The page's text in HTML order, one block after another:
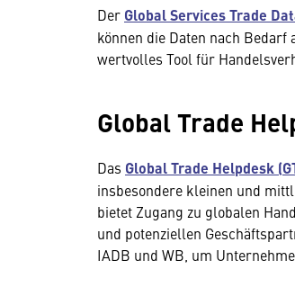
Der Global Services Trade
können die Daten nach
wertvolles Tool für
Global Trade
Das Global Trade Helpdesk
insbesondere kleinen und
bietet Zugang zu globalen
und potenziellen
IADB und WB, um